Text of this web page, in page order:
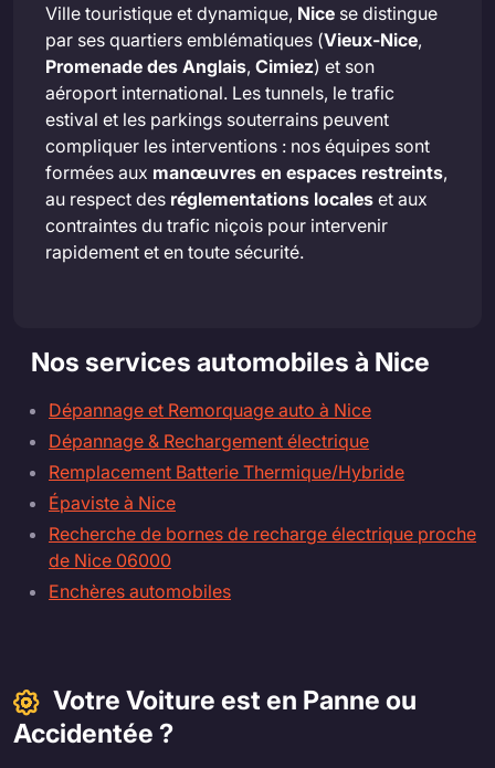
Ville touristique et dynamique, Nice se distingue
par ses quartiers emblématiques (Vieux-Nice,
Promenade des Anglais, Cimiez) et son
aéroport international. Les tunnels, le trafic
estival et les parkings souterrains peuvent
compliquer les interventions : nos équipes sont
formées aux manœuvres en espaces restreints,
au respect des réglementations locales et aux
contraintes du trafic niçois pour intervenir
rapidement et en toute sécurité.
Nos services automobiles à Nice
Dépannage et Remorquage auto à Nice
Dépannage & Rechargement électrique
Remplacement Batterie Thermique/Hybride
Épaviste à Nice
Recherche de bornes de recharge électrique proche
de Nice 06000
Enchères automobiles
Votre Voiture est en Panne ou
Accidentée ?